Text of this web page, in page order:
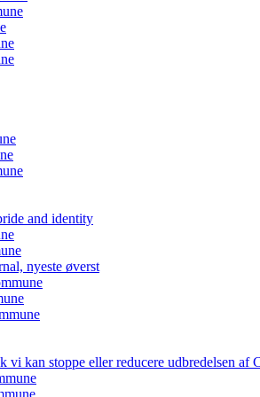
and identity
nyeste øverst
vi kan stoppe eller reducere udbredelsen af